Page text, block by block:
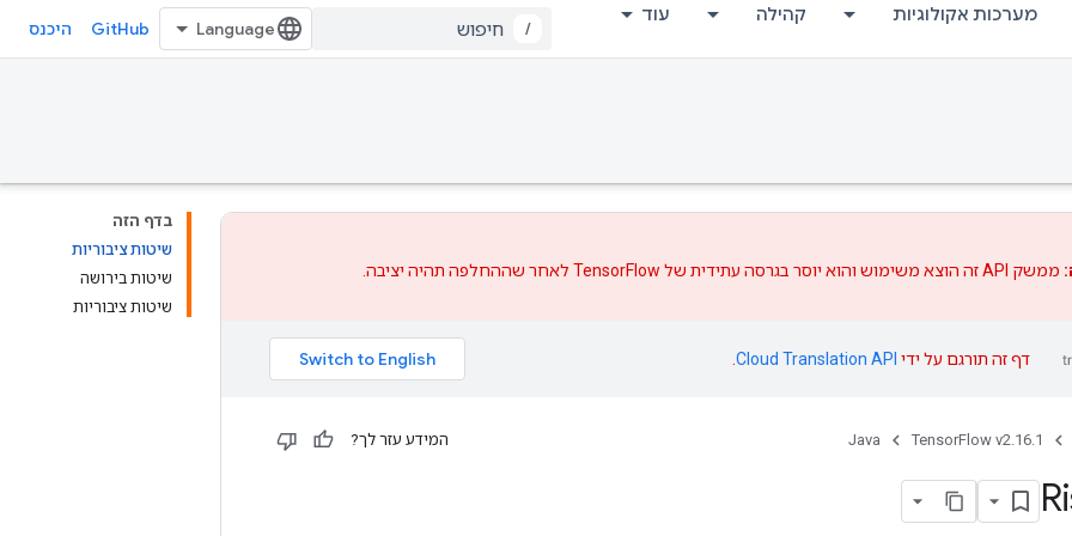
מערכות אקולוגיות קהילה עוד
/
GitHub היכנס
בדף הזה
שיטות ציבוריות
שיטות בירושה
שיטות ציבוריות
ממשק API זה הוצא משימוש והוא יוסר בגרסה עתידית של TensorFlow לאחר שההחלפה תהיה יציבה.
דף זה תורגם על ידי Cloud Translation API
TensorFlow v2.16.1
Java המידע עזר לך?